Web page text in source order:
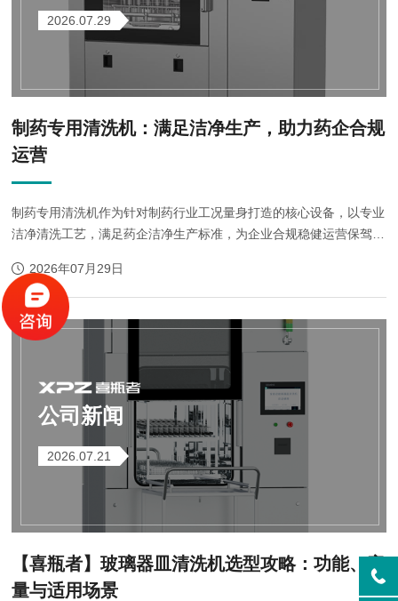
2026.07.29
制药专用清洗机：满足洁净生产，助力药企合规
运营
制药专用清洗机作为针对制药行业工况量身打造的核心设备，以专业
洁净清洗工艺，满足药企洁净生产标准，为企业合规稳健运营保驾护
2026年07月29日
公司新闻
2026.07.21
【喜瓶者】玻璃器皿清洗机选型攻略：功能、容
量与适用场景